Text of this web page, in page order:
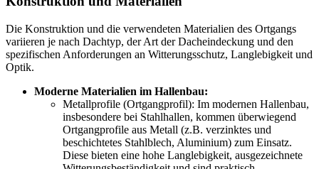
Die Konstruktion und die verwendeten Materialien des Ortgangs
variieren je nach Dachtyp, der Art der Dacheindeckung und den
spezifischen Anforderungen an Witterungsschutz, Langlebigkeit und
Optik.
Moderne Materialien im Hallenbau:
Metallprofile (Ortgangprofil): Im modernen Hallenbau,
insbesondere bei Stahlhallen, kommen überwiegend
Ortgangprofile aus Metall (z.B. verzinktes und
beschichtetes Stahlblech, Aluminium) zum Einsatz.
Diese bieten eine hohe Langlebigkeit, ausgezeichnete